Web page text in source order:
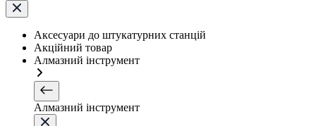
Аксесуари до штукатурних станцій
Акційний товар
Алмазний інструмент
Алмазний інструмент